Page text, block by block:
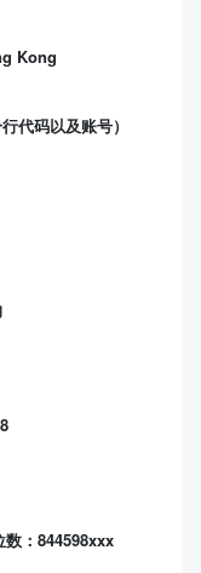
Kong
代码以及账号）
： 844598xxx